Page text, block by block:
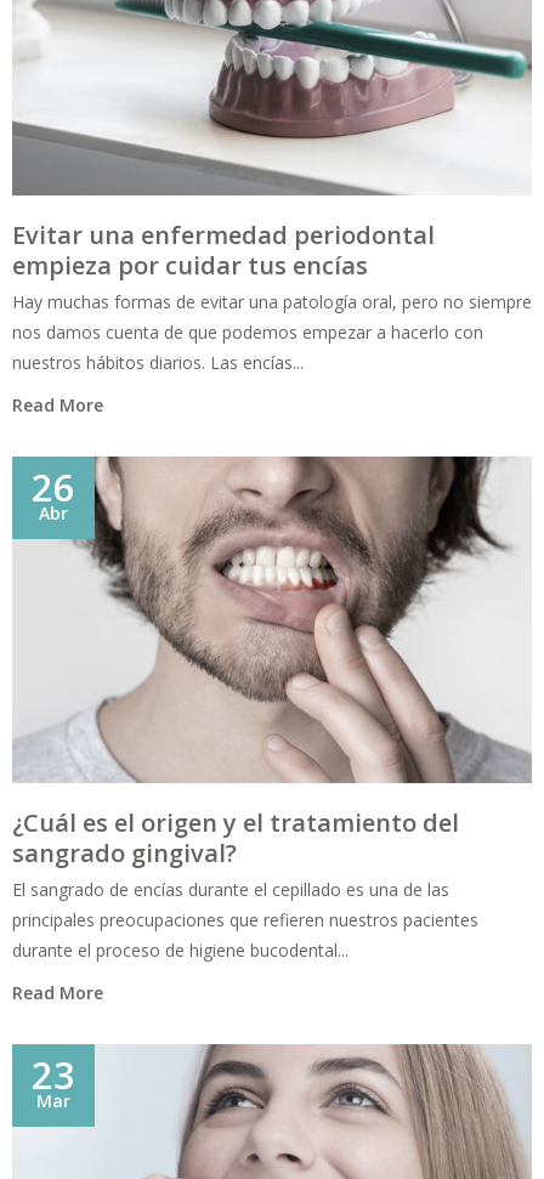
Evitar una enfermedad periodontal
empieza por cuidar tus encías
Hay muchas formas de evitar una patología oral, pero no siempre
nos damos cuenta de que podemos empezar a hacerlo con
nuestros hábitos diarios. Las encías...
Read More
26
Abr
¿Cuál es el origen y el tratamiento del
sangrado gingival?
El sangrado de encías durante el cepillado es una de las
principales preocupaciones que refieren nuestros pacientes
durante el proceso de higiene bucodental...
Read More
23
Mar